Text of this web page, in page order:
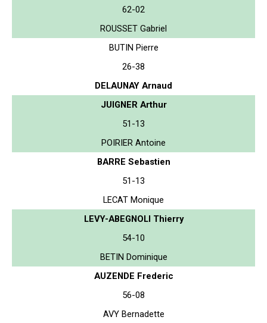
62-02
ROUSSET Gabriel
BUTIN Pierre
26-38
DELAUNAY Arnaud
JUIGNER Arthur
51-13
POIRIER Antoine
BARRE Sebastien
51-13
LECAT Monique
LEVY-ABEGNOLI Thierry
54-10
BETIN Dominique
AUZENDE Frederic
56-08
AVY Bernadette